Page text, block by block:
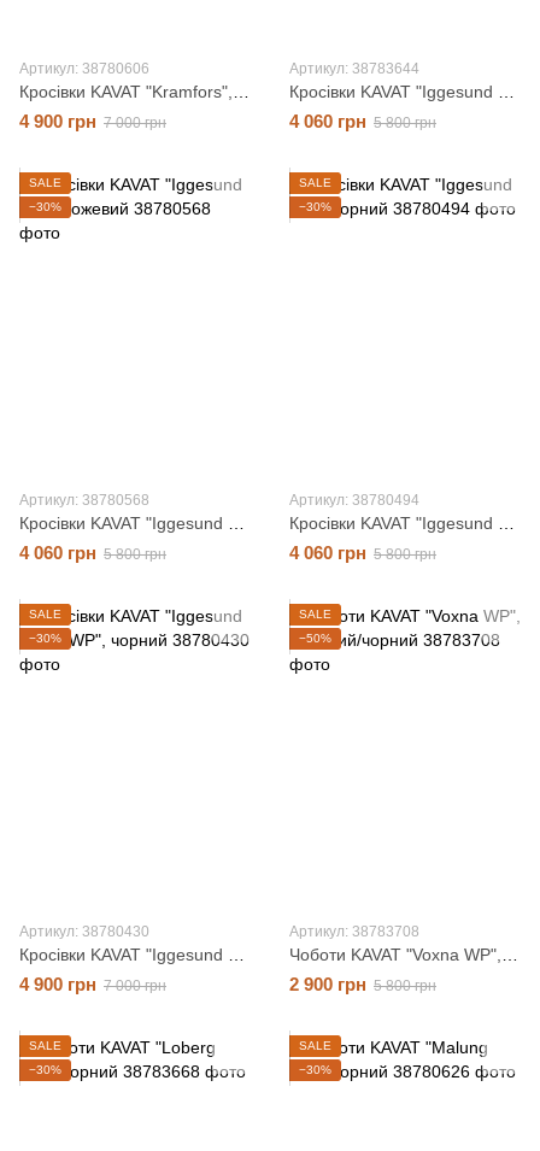
Артикул: 38780606
4 900 грн 7 000 грн
Артикул: 38783644
4 060 грн 5 800 грн
SALE
−30%
Артикул: 38780568
4 060 грн 5 800 грн
SALE
−30%
Артикул: 38780494
4 060 грн 5 800 грн
SALE
−30%
Артикул: 38780430
4 900 грн 7 000 грн
SALE
−50%
Артикул: 38783708
2 900 грн 5 800 грн
SALE
−30%
SALE
−30%